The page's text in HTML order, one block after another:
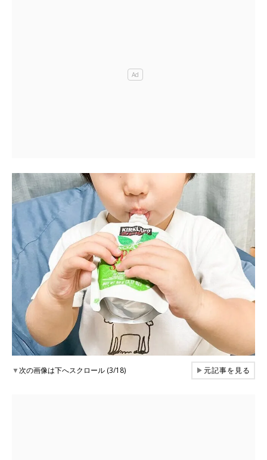
▼次の画像は下へスクロール (3/18) ▶元記事を見る